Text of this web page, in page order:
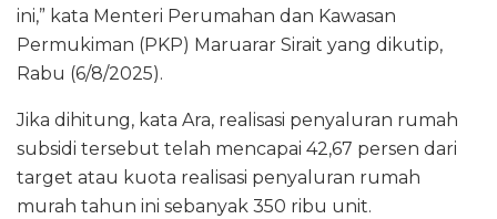
ini,” kata Menteri Perumahan dan Kawasan
Permukiman (PKP) Maruarar Sirait yang dikutip,
Rabu (6/8/2025).
Jika dihitung, kata Ara, realisasi penyaluran rumah
subsidi tersebut telah mencapai 42,67 persen dari
target atau kuota realisasi penyaluran rumah
murah tahun ini sebanyak 350 ribu unit.